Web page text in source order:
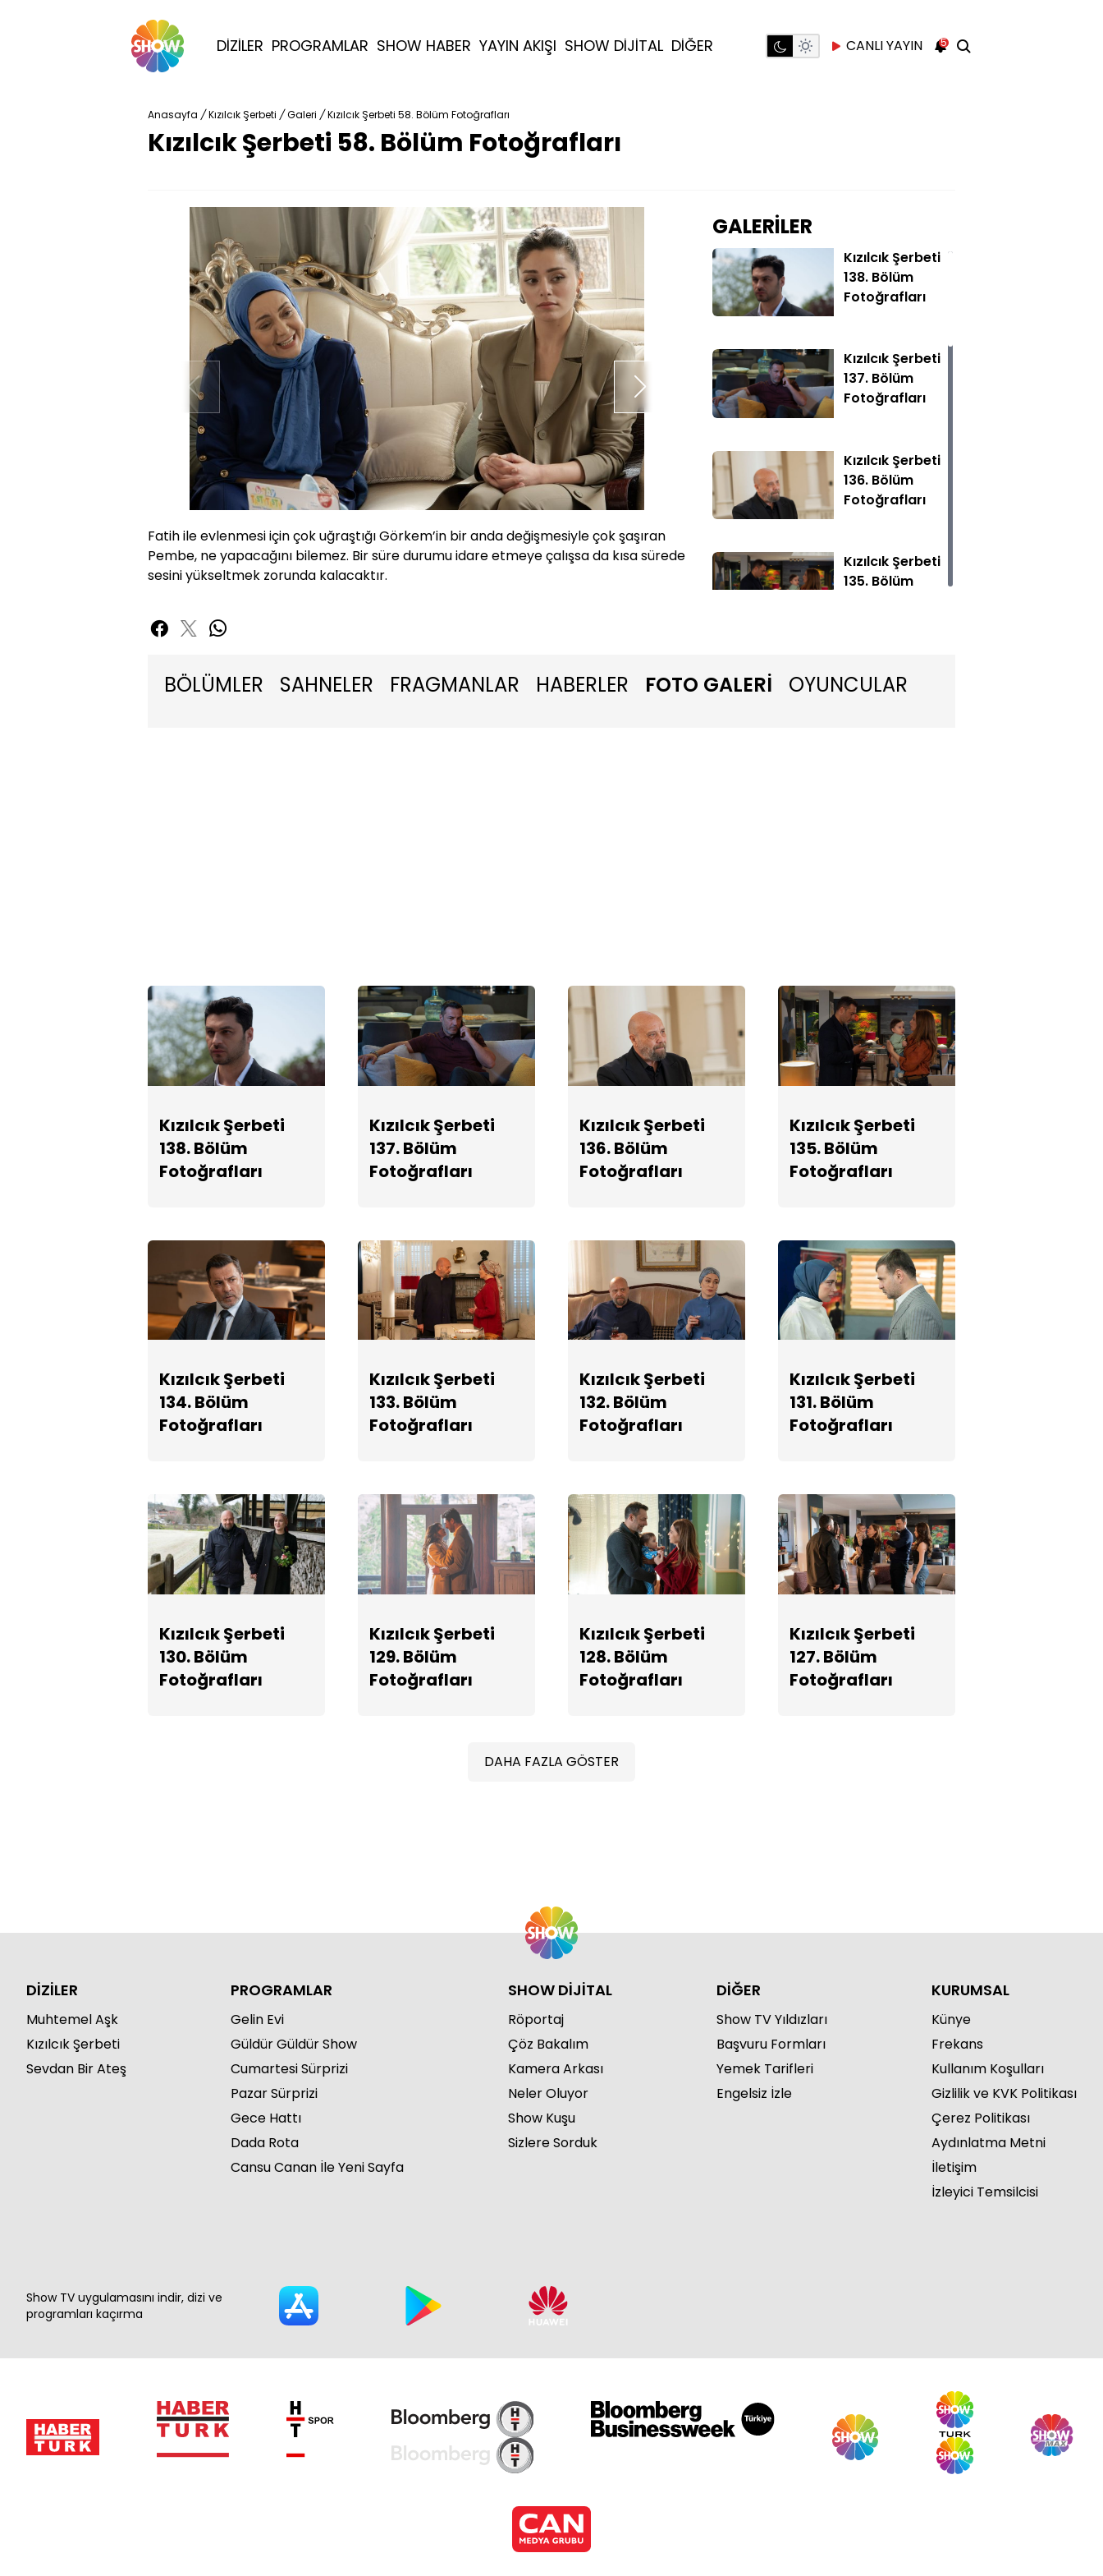
DİZİLER PROGRAMLAR SHOW HABER YAYIN AKIŞI SHOW DİJİTAL DİĞER CANLI YAYIN 5
Anasayfa / Kızılcık Şerbeti / Galeri / Kızılcık Şerbeti 58. Bölüm Fotoğrafları
Kızılcık Şerbeti 58. Bölüm Fotoğrafları
Fatih ile evlenmesi için çok uğraştığı Görkem’in bir anda değişmesiyle çok şaşıran
Pembe, ne yapacağını bilemez. Bir süre durumu idare etmeye çalışsa da kısa sürede
sesini yükseltmek zorunda kalacaktır.
rahatsız etmiştir, bu konunun peşini bırakmayacaktır.
GALERİLER
Kızılcık Şerbeti
138. Bölüm
Fotoğrafları
Kızılcık Şerbeti
137. Bölüm
Fotoğrafları
Kızılcık Şerbeti
136. Bölüm
Fotoğrafları
Kızılcık Şerbeti
135. Bölüm
134. Bölüm
131. Bölüm
Fotoğrafları
Kızılcık Şerbeti
130. Bölüm
Kızılcık Şerbeti
Kızılcık Şerbeti
128. Bölüm
Fotoğrafları
Kızılcık Şerbeti
127. Bölüm
Fotoğrafları
BÖLÜMLER SAHNELER FRAGMANLAR HABERLER FOTO GALERİ OYUNCULAR
Kızılcık Şerbeti
138. Bölüm
Fotoğrafları
Kızılcık Şerbeti
137. Bölüm
Fotoğrafları
Kızılcık Şerbeti
136. Bölüm
Fotoğrafları
Kızılcık Şerbeti
135. Bölüm
Fotoğrafları
Kızılcık Şerbeti
134. Bölüm
Fotoğrafları
Kızılcık Şerbeti
133. Bölüm
Fotoğrafları
Kızılcık Şerbeti
132. Bölüm
Fotoğrafları
Kızılcık Şerbeti
131. Bölüm
Fotoğrafları
Kızılcık Şerbeti
130. Bölüm
Fotoğrafları
Kızılcık Şerbeti
129. Bölüm
Fotoğrafları
Kızılcık Şerbeti
128. Bölüm
Fotoğrafları
Kızılcık Şerbeti
127. Bölüm
Fotoğrafları
DAHA FAZLA GÖSTER
DİZİLER
Muhtemel Aşk
Kızılcık Şerbeti
Sevdan Bir Ateş
PROGRAMLAR
Gelin Evi
Güldür Güldür Show
Cumartesi Sürprizi
Pazar Sürprizi
Gece Hattı
Dada Rota
Cansu Canan İle Yeni Sayfa
SHOW DİJİTAL
Röportaj
Çöz Bakalım
Kamera Arkası
Neler Oluyor
Show Kuşu
Sizlere Sorduk
DİĞER
Show TV Yıldızları
Başvuru Formları
Yemek Tarifleri
Engelsiz İzle
KURUMSAL
Künye
Frekans
Kullanım Koşulları
Gizlilik ve KVK Politikası
Çerez Politikası
Aydınlatma Metni
İletişim
İzleyici Temsilcisi
Show TV uygulamasını indir, dizi ve
programları kaçırma